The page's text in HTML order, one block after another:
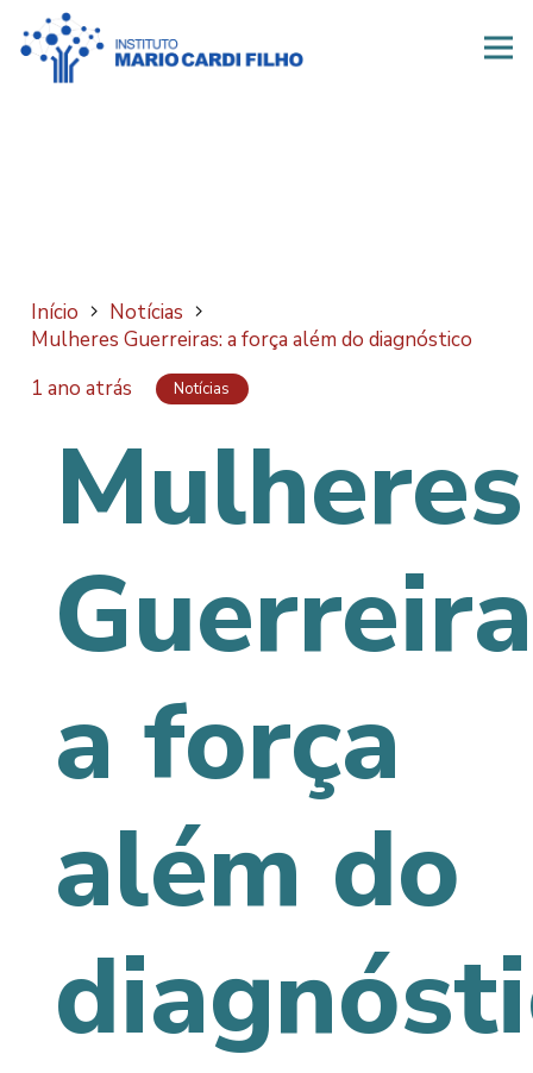
Início
Notícias
Mulheres Guerreiras: a força além do diagnóstico
1 ano atrás
Notícias
Mulheres
a força
além do